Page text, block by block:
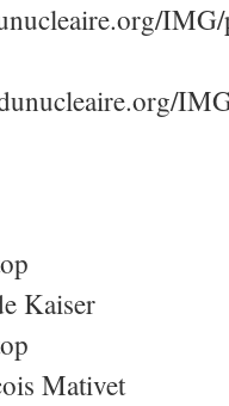
Kaiser
Mativet